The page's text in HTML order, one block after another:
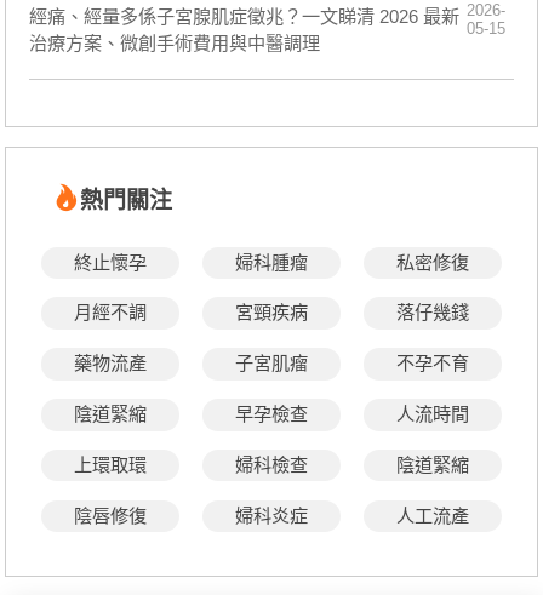
經痛、經量多係子宮腺肌症徵兆？一文睇清 2026 最新
治療方案、微創手術費用與中醫調理
2026-
05-15
熱門關注
終止懷孕 婦科腫瘤 私密修復
月經不調 宮頸疾病 落仔幾錢
藥物流產 子宮肌瘤 不孕不育
陰道緊縮 早孕檢查 人流時間
上環取環 婦科檢查 陰道緊縮
陰唇修復 婦科炎症 人工流產